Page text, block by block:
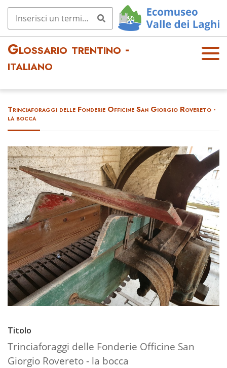
Glossario trentino -
italiano
OPE
Trinciaforaggi delle Fonderie Officine San Giorgio Rovereto -
la bocca
Titolo
Trinciaforaggi delle Fonderie Officine San
Giorgio Rovereto - la bocca